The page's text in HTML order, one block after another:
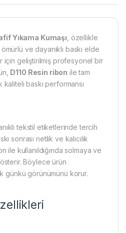
Yıkama Kumaşı , özellikle
ve dayanıklı baskı elde
için geliştirilmiş profesyonel bir
D110 Resin ribon ile tam
kaliteli baskı performansı
tekstil etiketlerinde tercih
sonrası netlik ve kalıcılık
ile kullanıldığında solmaya ve
Böylece ürün
günkü görünümünü korur.